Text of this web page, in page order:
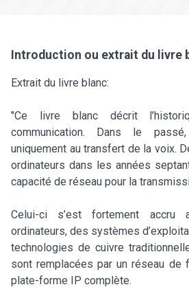
Introduction ou extrait du livre
Extrait du livre blanc:
"Ce livre blanc décrit
communication. Dans le
uniquement au transfert de la voix.
ordinateurs dans les années
capacité de réseau pour la
Celui-ci s’est fortement accru
ordinateurs, des systèmes
technologies de cuivre
sont remplacées par un réseau de
plate-forme IP complète.